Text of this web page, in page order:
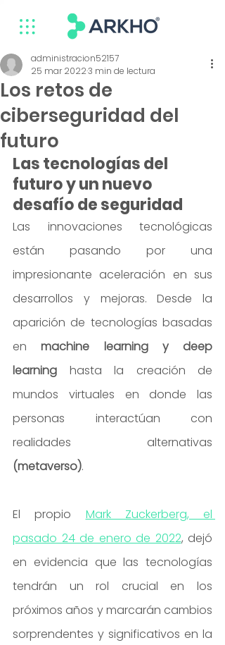
Los retos de
ciberseguridad del
futuro
administracion52157
25 mar 20223 min de lectura
Las tecnologías del
futuro y un nuevo
desafío de seguridad
Las innovaciones tecnológicas
están pasando por una
impresionante aceleración en sus
desarrollos y mejoras. Desde la
aparición de tecnologías basadas
en machine learning y deep
learning hasta la creación de
mundos virtuales en donde las
personas interactúan con
(metaverso).
El propio Mark Zuckerberg, el
pasado 24 de enero de 2022, dejó
en evidencia que las tecnologías
tendrán un rol crucial en los
próximos años y marcarán cambios
sorprendentes y significativos en la